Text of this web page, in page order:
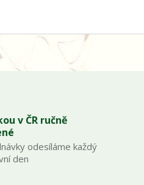
v ČR ručně
odesíláme každý
den